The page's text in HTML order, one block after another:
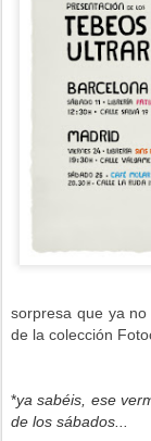
sorpresa que ya
de la colección
*ya sabéis, ese
de los sábados...